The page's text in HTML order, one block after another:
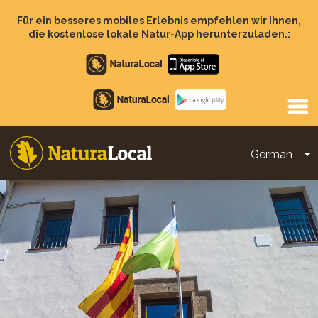
zumFür ein besseres mobiles Erlebnis empfehlen wir Ihnen,
die kostenlose lokale Natur-App herunterzuladen.:
Apple
store
Google
Play
German
Main
navigation